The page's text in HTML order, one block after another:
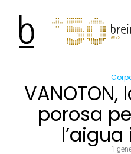
porosa
l’aigua
1